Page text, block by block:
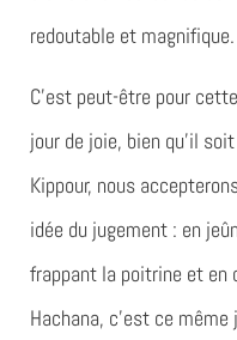
redoutable et magnifique.
C’est peut-être pour
jour de joie, bien qu’il
Kippour, nous
idée du jugement : en
frappant la poitrine et en
Hachana, c’est ce